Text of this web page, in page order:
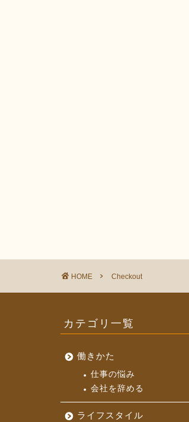
HOME Checkout
カテゴリ一覧
働きかた
仕事の悩み
会社を辞める
ライフスタイル